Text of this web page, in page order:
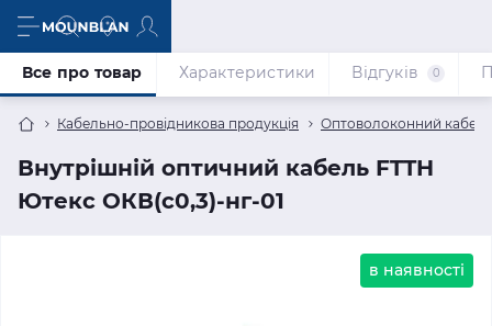
Кабельно-провідникова продукція Оптоволоконний кабель
Внутрішній оптичний кабель FTTH
Ютекс ОКВ(c0,3)-нг-01
Все про товар Характеристики Відгуків 0
в наявності